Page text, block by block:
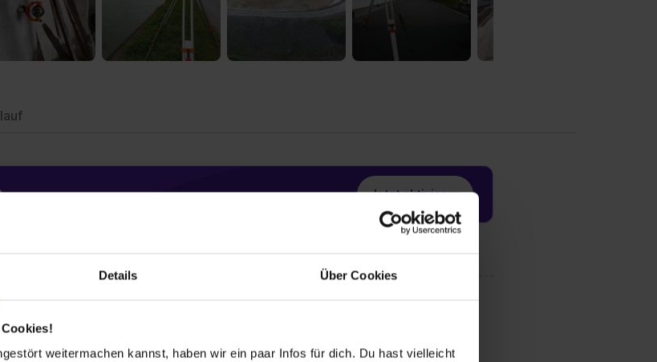
Details Über Cookies
weitermachen kannst, haben wir ein paar Infos für dich. Du hast vielleicht
Jetzt aktivieren
du schon, dass...